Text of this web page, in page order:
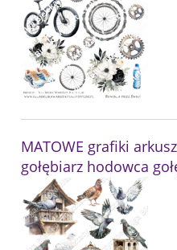
MATOWE grafiki
gołębiarz hodowca